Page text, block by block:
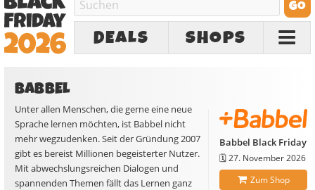
DEALS SHOPS
BABBEL
Babbel Black Friday
🗓️27. November 2026
Zum Shop
Unter allen Menschen, die gerne eine neue
Sprache lernen möchten, ist Babbel nicht
mehr wegzudenken. Seit der Gründung 2007
gibt es bereist Millionen begeisterter Nutzer.
Mit abwechslungsreichen Dialogen und
spannenden Themen fällt das Lernen ganz